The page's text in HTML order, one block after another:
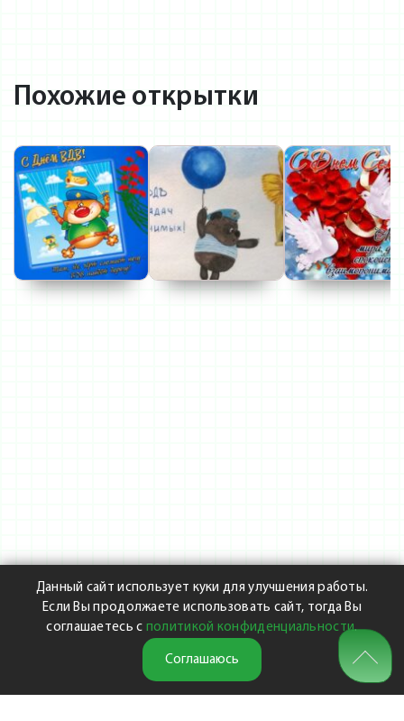
Похожие открытки
Данный сайт использует куки для улучшения работы.
Если Вы продолжаете использовать сайт, тогда Вы
соглашаетесь с политикой конфиденциальности.
Соглашаюсь